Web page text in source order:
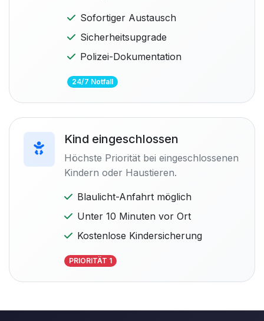
Sofortiger Austausch
Sicherheitsupgrade
Polizei-Dokumentation
24/7 Notfall
Kind eingeschlossen
Höchste Priorität bei eingeschlossenen
Kindern oder Haustieren.
Blaulicht-Anfahrt möglich
Unter 10 Minuten vor Ort
Kostenlose Kindersicherung
PRIORITÄT 1